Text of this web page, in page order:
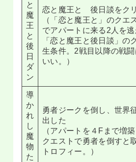
と
魔
王
と
後
日
ダ
ン
恋と魔王と 後日談をク
（「恋と魔王と」のクエ
でアパートに来る2人を
「恋と魔王と後日談」の
生条件。2戦目以降の戦
いい。）
導
か
れ
し
魔
物
た
勇者ジークを倒し、世界
出した
（アパートを４Fまで増
クエストで勇者を倒すと
トロフィー。）